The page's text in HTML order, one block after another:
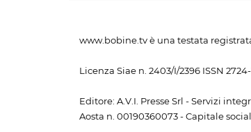
www.bobine.tv è una testata
Licenza Siae n. 2403/I/2396 ISSN
Editore: A.V.I. Presse Srl - Servizi
Aosta n. 00190360073 - Capitale